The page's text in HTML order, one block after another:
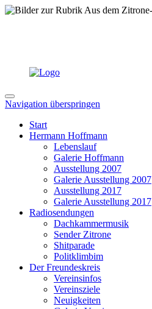
Navigation überspringen
Start
Hermann Hoffmann
Lebenslauf
Galerie Hoffmann
Ausstellung 2007
Galerie Ausstellung 2007
Ausstellung 2017
Galerie Ausstellung 2017
Radiosendungen
Dachkammermusik
Sender Zitrone
Shitparade
Politklimbim
Der Freundeskreis
Vereinsinfos
Vereinsziele
Neuigkeiten